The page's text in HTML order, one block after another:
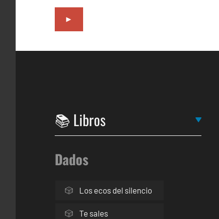
►
Dados
Los ecos del silencio
Te sales